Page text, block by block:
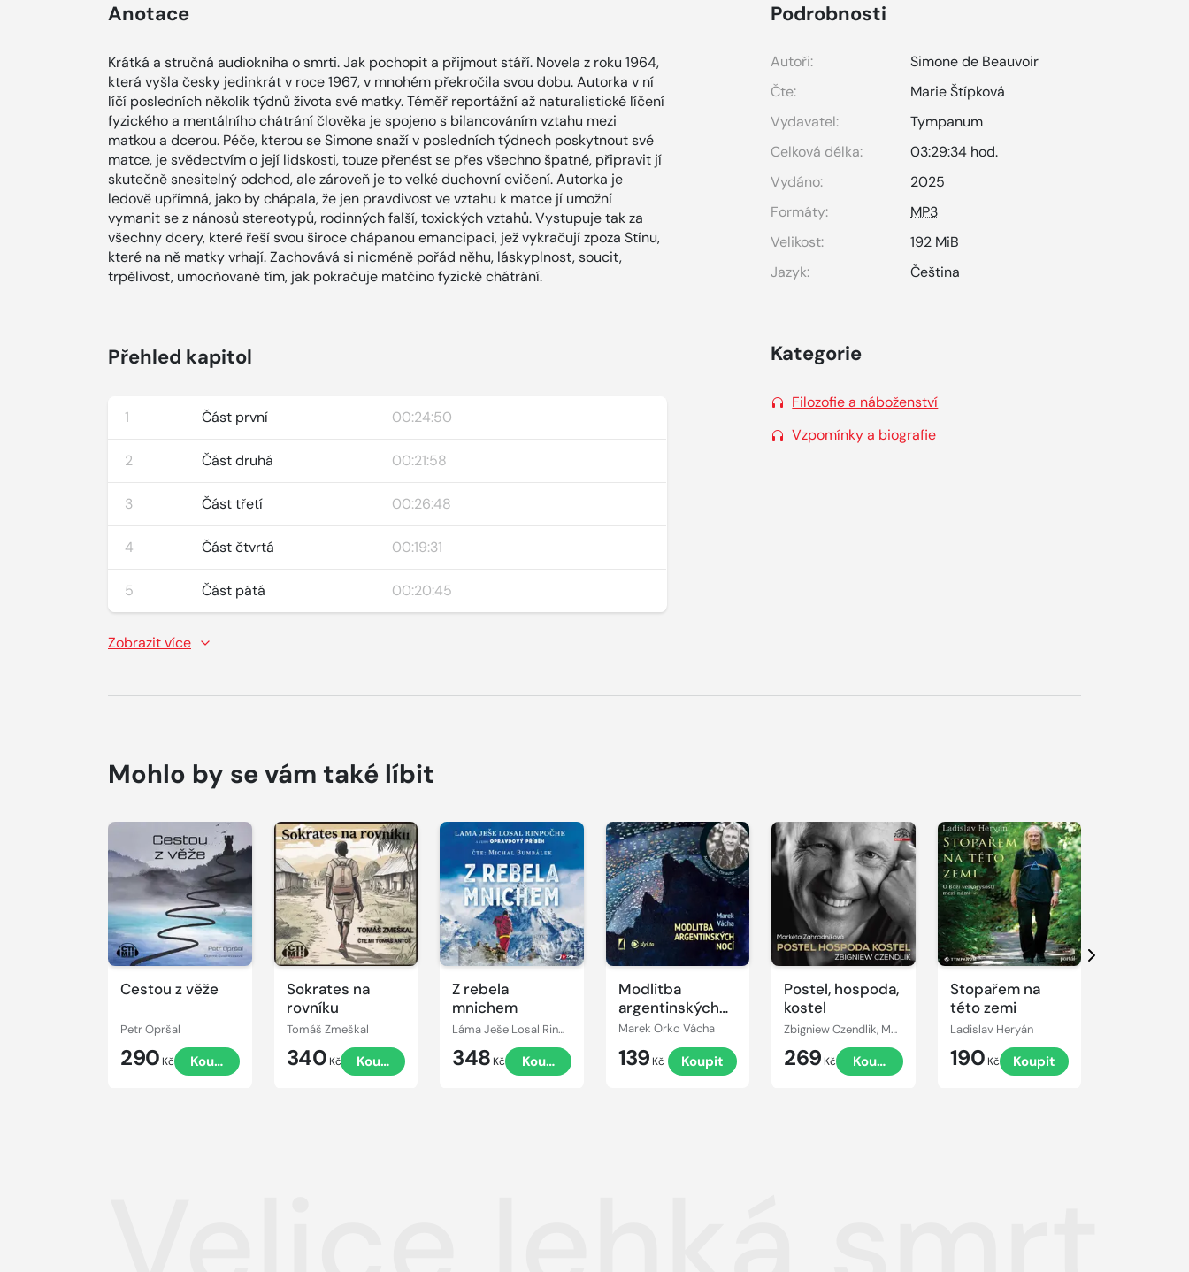
Anotace
Krátká a stručná audiokniha o smrti. Jak pochopit a přijmout stáří. Novela z roku 1964,
která vyšla česky jedinkrát v roce 1967, v mnohém překročila svou dobu. Autorka v ní
líčí posledních několik týdnů života své matky. Téměř reportážní až naturalistické líčení
fyzického a mentálního chátrání člověka je spojeno s bilancováním vztahu mezi
matkou a dcerou. Péče, kterou se Simone snaží v posledních týdnech poskytnout své
matce, je svědectvím o její lidskosti, touze přenést se přes všechno špatné, připravit jí
skutečně snesitelný odchod, ale zároveň je to velké duchovní cvičení. Autorka je
ledově upřímná, jako by chápala, že jen pravdivost ve vztahu k matce jí umožní
vymanit se z nánosů stereotypů, rodinných falší, toxických vztahů. Vystupuje tak za
všechny dcery, které řeší svou široce chápanou emancipaci, jež vykračují zpoza Stínu,
které na ně matky vrhají. Zachovává si nicméně pořád něhu, láskyplnost, soucit,
trpělivost, umocňované tím, jak pokračuje matčino fyzické chátrání.
Přehled kapitol
1 Část první 00:24:50
2 Část druhá 00:21:58
3 Část třetí 00:26:48
4 Část čtvrtá 00:19:31
5 Část pátá 00:20:45
Zobrazit více
Podrobnosti
Autoři:
Simone de Beauvoir
Čte:
Marie Štípková
Vydavatel:
Tympanum
Celková délka:
03:29:34 hod.
Vydáno:
2025
Formáty:
MP3
Velikost:
192 MiB
Jazyk:
Čeština
Kategorie
Filozofie a náboženství
Vzpomínky a biografie
Mohlo by se vám také líbit
Cestou z věže
Petr Opršal
290 Kč Koupit
Přehrát
ukázku
Sokrates na
rovníku
Tomáš Zmeškal
340 Kč Koupit
Přehrát
ukázku
Z rebela
mnichem
Láma Ješe Losal Rinpočhe
348 Kč Koupit
Přehrát
ukázku
Modlitba
argentinských
nocí
Marek Orko Vácha
139 Kč Koupit
Přehrát
ukázku
Postel, hospoda,
kostel
Zbigniew Czendlik, Markéta Zahradníková
269 Kč Koupit
Přehrát
ukázku
Stopařem na
této zemi
Ladislav Heryán
190 Kč Koupit
Přehrát
ukázku
Další